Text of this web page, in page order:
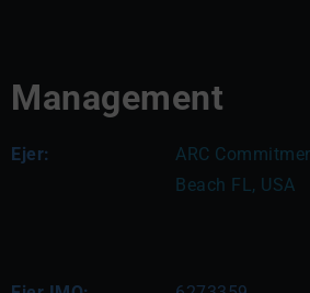
Management
Ejer:
ARC
Beach FL, USA